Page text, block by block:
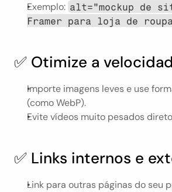
Exemplo: alt="mockup de
Framer para loja de
✅ Otimize a
Importe imagens leves e use
(como WebP).
Evite vídeos muito pesados
✅ Links internos e
Link para outras páginas do seu